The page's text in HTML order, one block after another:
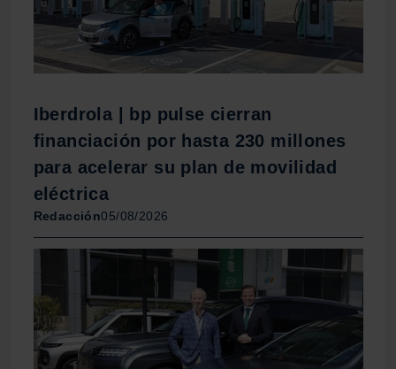
Iberdrola | bp pulse cierran
financiación por hasta 230 millones
para acelerar su plan de movilidad
eléctrica
Redacción05/08/2026